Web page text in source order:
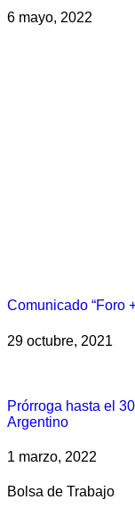
6 mayo, 2022
Comunicado “Foro
29 octubre, 2021
Prórroga hasta el
Argentino
1 marzo, 2022
Bolsa de Trabajo